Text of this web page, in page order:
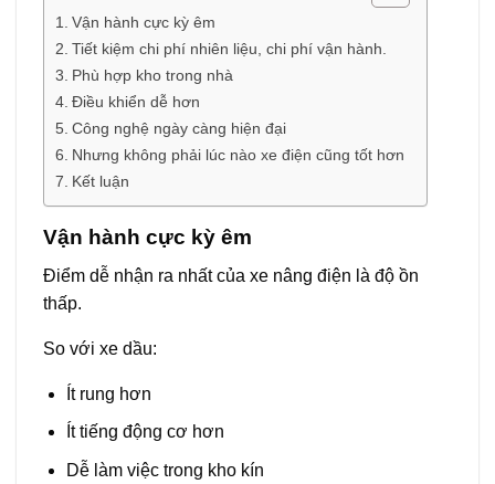
Vận hành cực kỳ êm
Tiết kiệm chi phí nhiên liệu, chi phí vận hành.
Phù hợp kho trong nhà
Điều khiển dễ hơn
Công nghệ ngày càng hiện đại
Nhưng không phải lúc nào xe điện cũng tốt hơn
Kết luận
Vận hành cực kỳ êm
Điểm dễ nhận ra nhất của xe nâng điện là độ ồn
thấp.
So với xe dầu:
Ít rung hơn
Ít tiếng động cơ hơn
Dễ làm việc trong kho kín